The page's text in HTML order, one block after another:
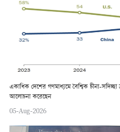
একাধিক দেশের গণমাধ্যমে বৈশ্বিক চীনা-
আলোচনা করেছেন
05-Aug-2026